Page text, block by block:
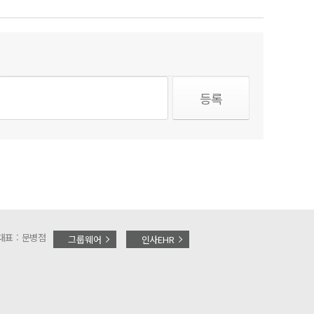
: 문병점 그룹웨어 인사EHR